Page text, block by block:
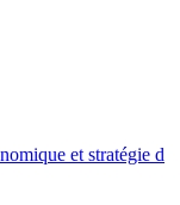
et stratégie d